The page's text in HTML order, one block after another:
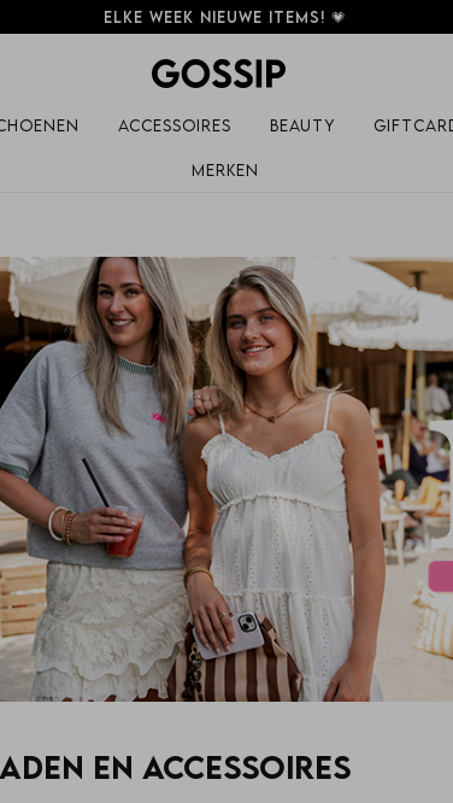
Elke week nieuwe items! 💗
Accessoires Beauty
Merken
EN ACCESSOIRES